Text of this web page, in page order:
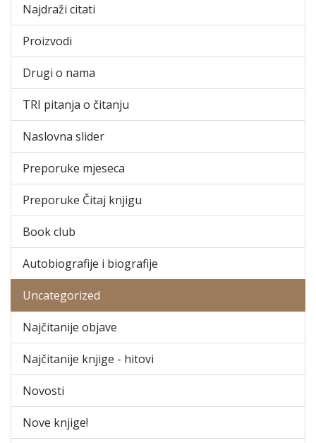
Najdraži citati
Proizvodi
Drugi o nama
TRI pitanja o čitanju
Naslovna slider
Preporuke mjeseca
Preporuke Čitaj knjigu
Book club
Autobiografije i biografije
Uncategorized
Najčitanije objave
Najčitanije knjige - hitovi
Novosti
Nove knjige!